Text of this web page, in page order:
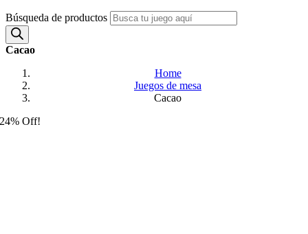
Búsqueda de productos
Cacao
Home
Juegos de mesa
Cacao
24% Off!